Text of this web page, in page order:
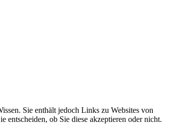
Sie enthält jedoch Links zu Websites von
ob Sie diese akzeptieren oder nicht.